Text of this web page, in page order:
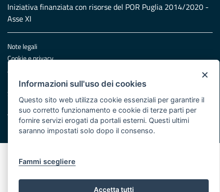
Iniziativa finanziata con risorse del POR Puglia 2014/2020 -
Asse XI
Note legali
Cookie e privacy
Atti di notifica
Feed RSS
Servizi Intranet
© Regione Puglia
×
Informazioni sull'uso dei cookies
Questo sito web utilizza cookie essenziali per garantire il
suo corretto funzionamento e cookie di terze parti per
fornire servizi erogati da portali esterni. Questi ultimi
saranno impostati solo dopo il consenso.
Fammi scegliere
Accetta tutti